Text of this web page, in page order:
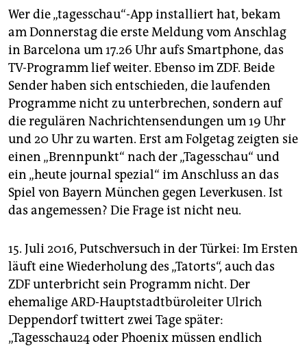
Wer die „tagesschau“-App installiert hat, bekam
am Donnerstag die erste Meldung vom Anschlag
in Barcelona um 17.26 Uhr aufs Smartphone, das
TV-Programm lief weiter. Ebenso im ZDF. Beide
Sender haben sich entschieden, die laufenden
Programme nicht zu unterbrechen, sondern auf
die regulären Nachrichtensendungen um 19 Uhr
und 20 Uhr zu warten. Erst am Folgetag zeigten sie
einen „Brennpunkt“ nach der „Tagesschau“ und
ein „heute journal spezial“ im Anschluss an das
Spiel von Bayern München gegen Leverkusen. Ist
das angemessen? Die Frage ist nicht neu.
15. Juli 2016, Putschversuch in der Türkei: Im Ersten
läuft eine Wiederholung des „Tatorts“, auch das
ZDF unterbricht sein Programm nicht. Der
ehemalige ARD-Hauptstadtbüroleiter Ulrich
Deppendorf twittert zwei Tage später:
„Tagesschau24 oder Phoenix müssen endlich